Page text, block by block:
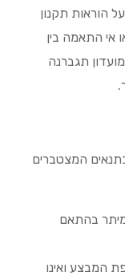
הוראות תקנון
אי התאמה בין
תגברנה
המצטברים
בהתאם
המבצע ואינו